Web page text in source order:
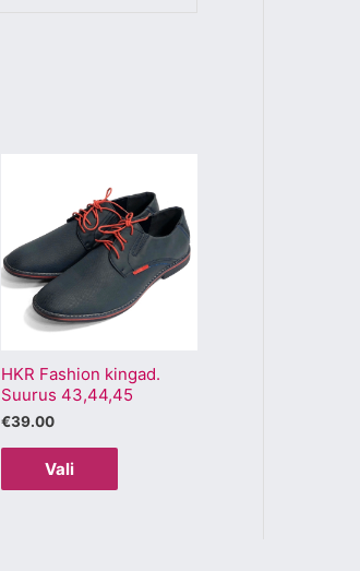
HKR Fashion kingad.
Suurus 43,44,45
€39.00
Vali
tootel
on
mitu
varianti.
Valikuid
teha
tootelehel.